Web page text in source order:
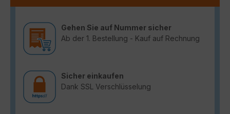
Gehen Sie auf Nummer sicher
Ab der 1. Bestellung - Kauf auf Rechnung
Sicher einkaufen
Dank SSL Verschlüsselung